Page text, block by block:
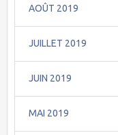
AOÛT 2019
JUILLET 2019
JUIN 2019
MAI 2019